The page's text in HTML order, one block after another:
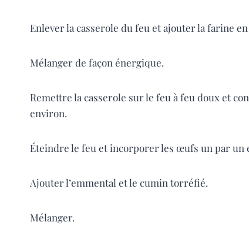
Enlever la casserole du feu et ajouter la farine
Mélanger de façon énergique.
Remettre la casserole sur le feu à feu doux et
environ.
Éteindre le feu et incorporer les œufs un par un
Ajouter l’emmental et le cumin torréfié.
Mélanger.